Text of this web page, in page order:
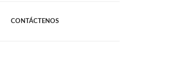
CONTÁCTENOS